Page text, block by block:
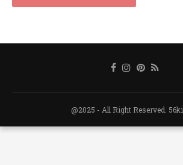
@2025 - All Right Reserved.